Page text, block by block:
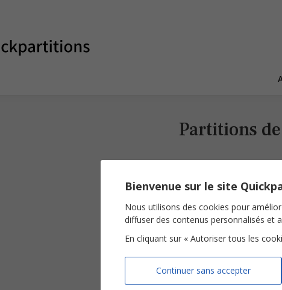
Partitions
Bienvenue sur le site
Nous utilisons des cookies pour
diffuser des contenus personnalisés et
En cliquant sur « Autoriser tous les
Continuer sans accepter